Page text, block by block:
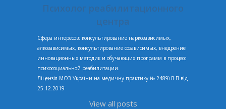
Психолог реабилитационного
центра
Сфера интересов: консультирование наркозависимых,
алкозависимых, консультирование созависимых, внедрение
инновационных методик и обучающих программ в процесс
психосоциальной реабилитации.
Ліцензія МОЗ України на медичну практику № 2489\Л-П від
25.12.2019
View all posts